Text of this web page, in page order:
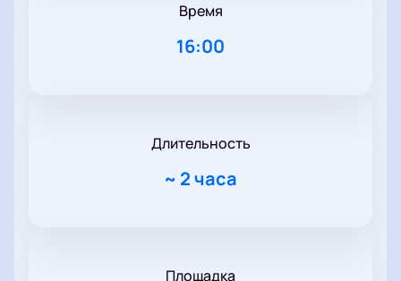
Время
16:00
Длительность
~ 2 часа
Площадка